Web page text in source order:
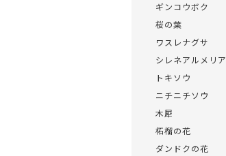
ギンコウボク
桜の葉
ワスレナグサ
シレネアルメリア
トキソウ
ニチニチソウ
木犀
柘榴の花
ダンドクの花